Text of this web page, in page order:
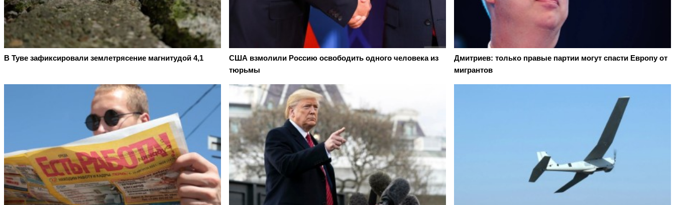
В Туве зафиксировали землетрясение магнитудой 4,1
США взмолили Россию освободить одного человека из
тюрьмы
Дмитриев: только правые партии могут спасти Европу от
мигрантов